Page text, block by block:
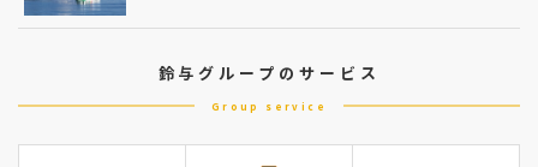
鈴与グループのサービス
Group service